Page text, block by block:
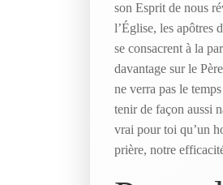
son Esprit de nous
l’Église, les apôtres
se consacrent à la
davantage sur le
ne verra pas le
tenir de façon aussi
vrai pour toi qu’un
prière, notre